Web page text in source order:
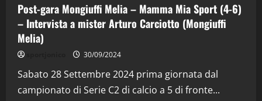
Post-gara Mongiuffi Melia – Mamma Mia Sport (4-6)
– Intervista a mister Arturo Carciotto (Mongiuffi
Melia)
30/09/2024
Sabato 28 Settembre 2024 prima giornata dal
campionato di Serie C2 di calcio a 5 di fronte...
2
“SportEmpire” in Podcast: 29^ Puntata
(Martedi 28 Aprile 2026)
28/04/2026